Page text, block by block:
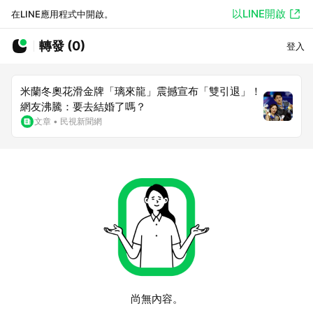
在LINE應用程式中開啟。 以LINE開啟
轉發 (0) 登入
米蘭冬奧花滑金牌「璃來龍」震撼宣布「雙引退」！
網友沸騰：要去結婚了嗎？
文章 • 民視新聞網
尚無內容。